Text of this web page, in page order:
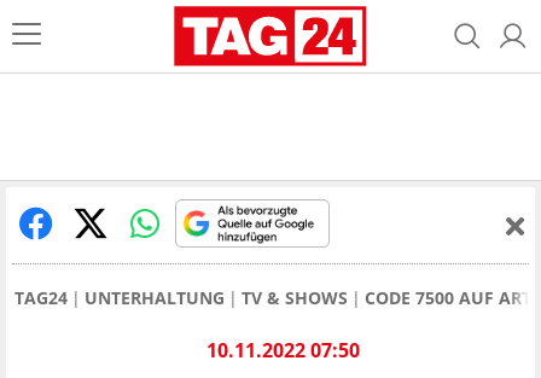
TAG24 UNTERHALTUNG TV & SHOWS CODE 7500 AUF
10.11.2022 07:50